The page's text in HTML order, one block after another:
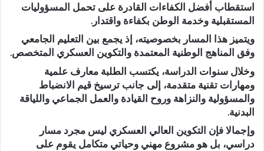
استقطاب أفضل الكفاءات القادرة على تحمل المسؤوليات
المستقبلية وخدمة الوطن بكفاءة واقتدار.
ويتميز هذا المسار بخصوصيته، إذ يجمع بين التعليم الجامعي
وفق المناهج الوطنية المعتمدة والتكوين العسكري المتخصص.
وخلال سنوات الدراسة، يكتسب الطلبة معارف علمية
ومهارات تقنية متقدمة، إلى جانب ترسيخ قيم الانضباط
والمسؤولية والنزاهة وروح القيادة والعمل الجماعي واللياقة
البدنية.
وإجمالا فإن التكوين العالي العسكري ليس مجرد مسار
دراسي، بل هو مشروع مهني وحياتي متكامل يقوم على